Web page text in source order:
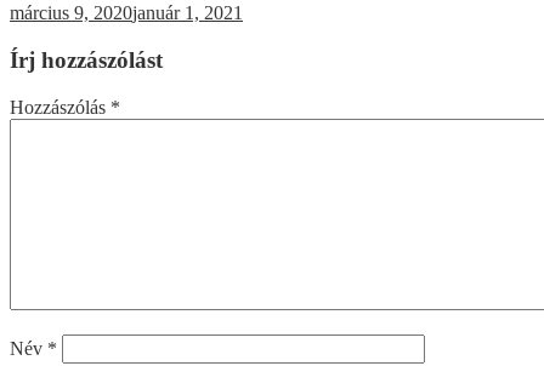
március 9, 2020január 1, 2021
Írj hozzászólást
Hozzászólás *
Név *